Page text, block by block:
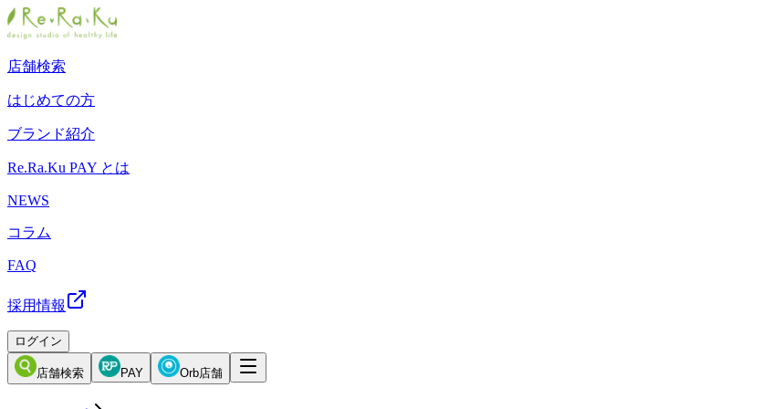
店舗検索
はじめての方
ブランド紹介
Re.Ra.Ku PAY とは
NEWS
コラム
FAQ
採用情報
ログイン
店舗検索 PAY Orb店舗